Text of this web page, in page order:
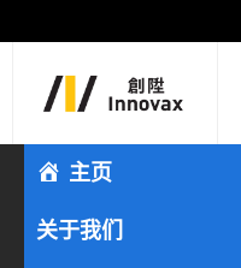
主页
关于我们